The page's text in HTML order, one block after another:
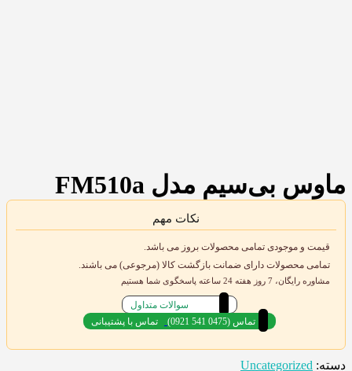
ماوس بی‌سیم مدل FM510a
نکات مهم
قیمت و موجودی تمامی محصولات بروز می باشد.
تمامی محصولات دارای ضمانت بازگشت کالا (مرجوعی) می باشند.
مشاوره رایگان، 7 روز هفته 24 ساعته پاسخگوی شما هستیم
سوالات متداول
(0921 541 0475) تماس
تماس با پشتیبانی
دسته: Uncategorized